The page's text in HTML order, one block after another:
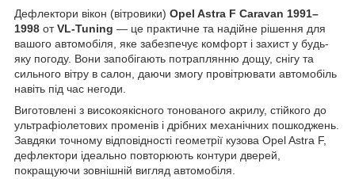
Дефлектори вікон (вітровики) Opel Astra F Caravan 1991–
1998 отVL-Tuning — це практичне та надійне рішення для
вашого автомобіля, яке забезпечує комфорт і захист у будь-
яку погоду. Вони запобігають потраплянню дощу, снігу та
сильного вітру в салон, даючи змогу провітрювати автомобіль
навіть під час негоди.
Виготовлені з високоякісного тонованого акрилу, стійкого до
ультрафіолетових променів і дрібних механічних пошкоджень.
Завдяки точному відповідності геометрії кузова Opel Astra F,
дефлектори ідеально повторюють контури дверей,
покращуючи зовнішній вигляд автомобіля.